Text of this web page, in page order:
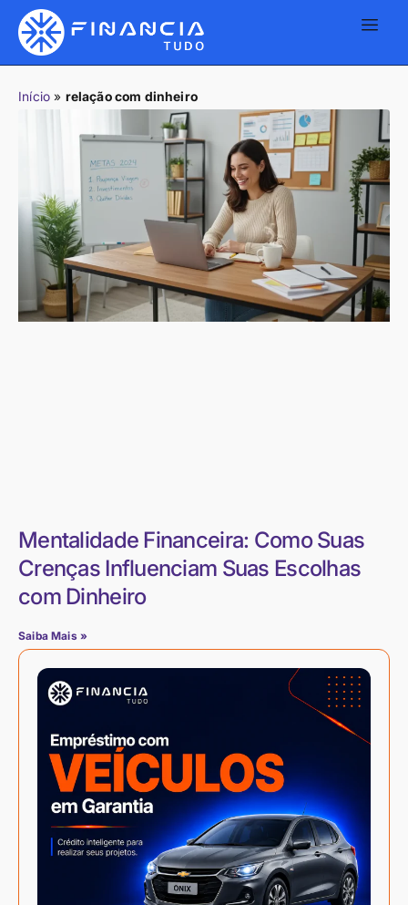
Início » relação com dinheiro
Mentalidade Financeira: Como Suas
Crenças Influenciam Suas Escolhas
com Dinheiro
Saiba Mais »